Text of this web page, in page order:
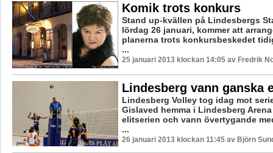
Komik trots konkurs
Stand up-kvällen på Lindesbergs
lördag 26 januari, kommer att
planerna trots konkursbeskedet
...
25 januari 2013 klockan 14:05 av Fredrik
Lindesberg vann ganska
Lindesberg Volley tog idag mot
Gislaved hemma i Lindesberg
elitserien och vann övertygande
...
26 januari 2013 klockan 11:45 av Björn